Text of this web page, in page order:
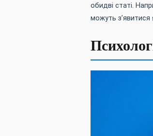
обидві статі.
можуть з’явитися